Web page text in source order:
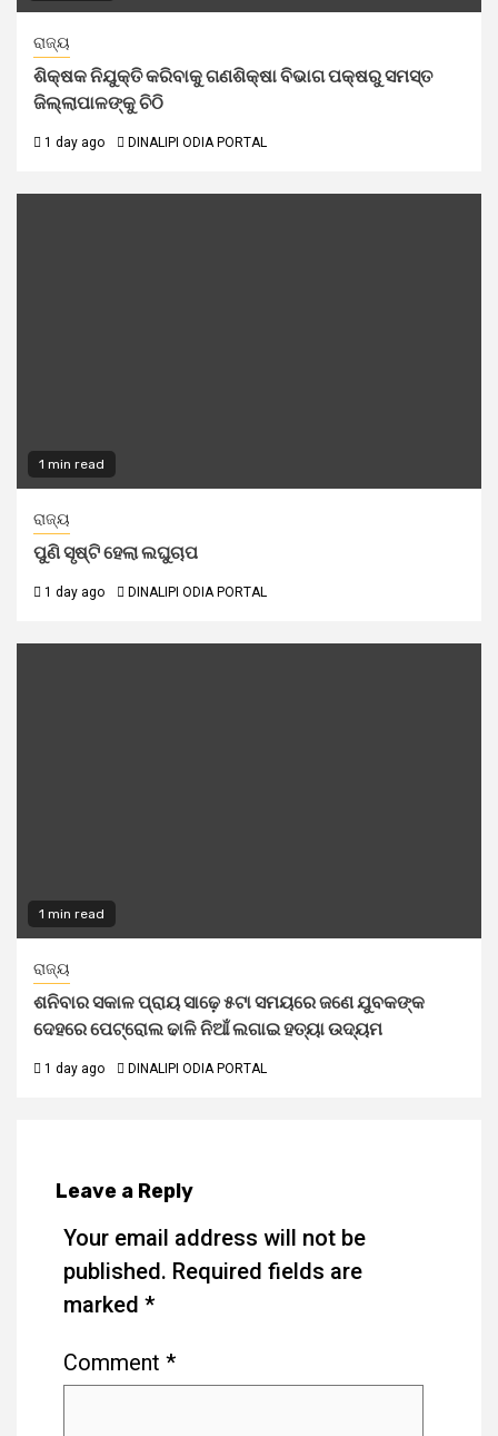
ରାଜ୍ୟ
ଶିକ୍ଷକ ନିଯୁକ୍ତି କରିବାକୁ ଗଣଶିକ୍ଷା ବିଭାଗ ପକ୍ଷରୁ ସମସ୍ତ
ଜିଲ୍ଲାପାଳଙ୍କୁ ଚିଠି
1 day ago DINALIPI ODIA PORTAL
1 min read
ରାଜ୍ୟ
ପୁଣି ସୃଷ୍ଟି ହେଲା ଲଘୁଚାପ
1 day ago DINALIPI ODIA PORTAL
1 min read
ରାଜ୍ୟ
ଶନିବାର ସକାଳ ପ୍ରାୟ ସାଢ଼େ ୫ଟା ସମୟରେ ଜଣେ ଯୁବକଙ୍କ
ଦେହରେ ପେଟ୍ରୋଲ ଢାଳି ନିଆଁ ଲଗାଇ ହତ୍ୟା ଉଦ୍ୟମ
1 day ago DINALIPI ODIA PORTAL
Leave a Reply
Your email address will not be
published. Required fields are
marked *
Comment *